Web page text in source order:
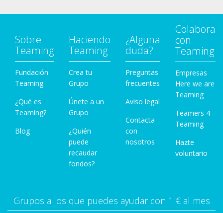
Sobre
Teaming
Fundación
Teaming
¿Qué es
Teaming?
Blog
Haciendo
Teaming
Crea tu
Grupo
Únete a un
Grupo
¿Quién
puede
recaudar
fondos?
¿Alguna
duda?
Preguntas
frecuentes
Aviso legal
Contacta
con
nosotros
Colabora
con
Teaming
Empresas
Here we are
Teaming
Teamers 4
Teaming
Hazte
voluntario
Grupos a los que puedes ayudar con 1 € al mes